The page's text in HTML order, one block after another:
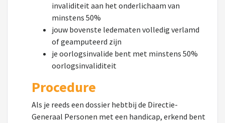
invaliditeit aan het onderlichaam van
minstens 50%
jouw bovenste ledematen volledig verlamd
of geamputeerd zijn
je oorlogsinvalide bent met minstens 50%
oorlogsinvaliditeit
Procedure
Als je reeds een dossier hebtbij de Directie-
Generaal Personen met een handicap, erkend bent